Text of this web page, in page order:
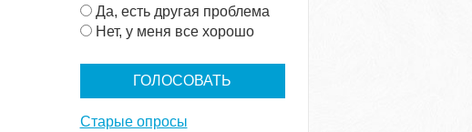
р
и
Да, есть другая проблема
Нет, у меня все хорошо
Старые опросы